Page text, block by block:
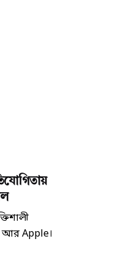
আর Apple।